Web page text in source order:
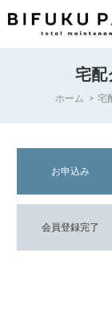
宅配
ホーム 宅
お申込み
会員登録完了